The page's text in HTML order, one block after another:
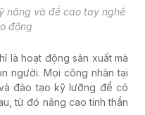
năng và đề cao tay nghề
động
là hoạt động sản xuất mà
người. Mọi công nhân tại
đào tạo kỹ lưỡng để có
từ đó nâng cao tinh thần